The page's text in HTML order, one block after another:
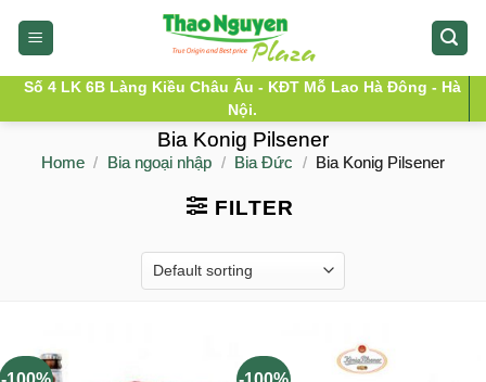
Số 4 LK 6B Làng Kiều Châu Âu - KĐT Mỗ Lao Hà Đông - Hà
Nội.
Bia Konig Pilsener
Home / Bia ngoại nhập / Bia Đức / Bia Konig Pilsener
FILTER